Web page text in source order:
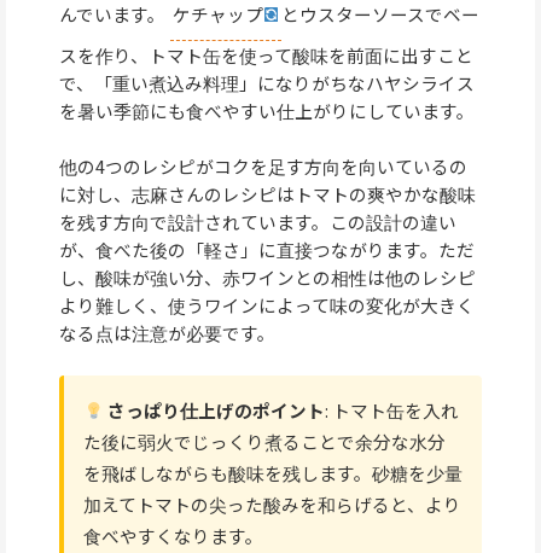
んでいます。
ケチャップ
とウスターソースでベー
スを作り、トマト缶を使って酸味を前面に出すこと
で、「重い煮込み料理」になりがちなハヤシライス
を暑い季節にも食べやすい仕上がりにしています。
他の4つのレシピがコクを足す方向を向いているの
に対し、志麻さんのレシピはトマトの爽やかな酸味
を残す方向で設計されています。この設計の違い
が、食べた後の「軽さ」に直接つながります。ただ
し、酸味が強い分、赤ワインとの相性は他のレシピ
より難しく、使うワインによって味の変化が大きく
なる点は注意が必要です。
さっぱり仕上げのポイント: トマト缶を入れ
た後に弱火でじっくり煮ることで余分な水分
を飛ばしながらも酸味を残します。砂糖を少量
加えてトマトの尖った酸みを和らげると、より
食べやすくなります。